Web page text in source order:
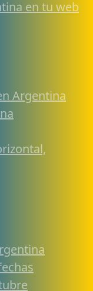
en tu web
Argentina